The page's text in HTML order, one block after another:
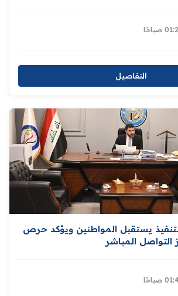
التفاصيل
يستقبل المواطنين ويؤكد حرص
التواصل المباشر